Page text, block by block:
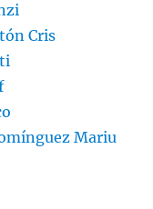
Cris
Mariu